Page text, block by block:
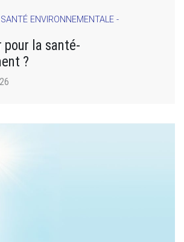
ENVIRONNEMENTALE -
pour la santé-
?